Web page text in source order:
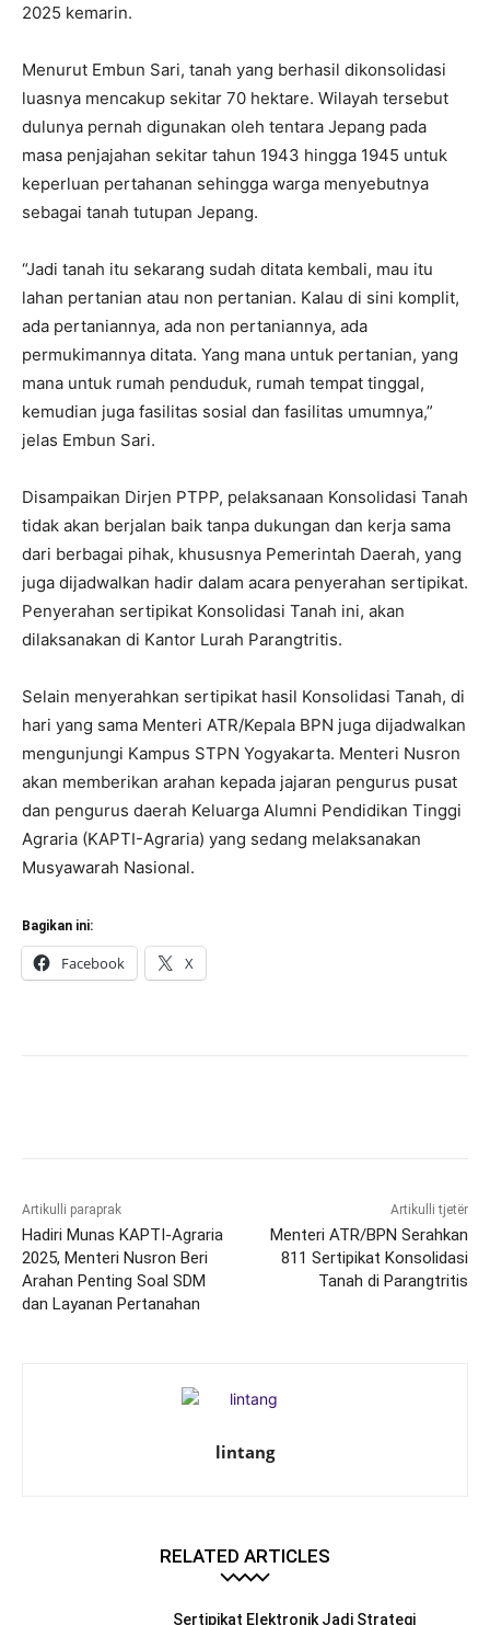
2025 kemarin.
Menurut Embun Sari, tanah yang berhasil dikonsolidasi
luasnya mencakup sekitar 70 hektare. Wilayah tersebut
dulunya pernah digunakan oleh tentara Jepang pada
masa penjajahan sekitar tahun 1943 hingga 1945 untuk
keperluan pertahanan sehingga warga menyebutnya
sebagai tanah tutupan Jepang.
“Jadi tanah itu sekarang sudah ditata kembali, mau itu
lahan pertanian atau non pertanian. Kalau di sini komplit,
ada pertaniannya, ada non pertaniannya, ada
permukimannya ditata. Yang mana untuk pertanian, yang
mana untuk rumah penduduk, rumah tempat tinggal,
kemudian juga fasilitas sosial dan fasilitas umumnya,”
jelas Embun Sari.
Disampaikan Dirjen PTPP, pelaksanaan Konsolidasi Tanah
tidak akan berjalan baik tanpa dukungan dan kerja sama
dari berbagai pihak, khususnya Pemerintah Daerah, yang
juga dijadwalkan hadir dalam acara penyerahan sertipikat.
Penyerahan sertipikat Konsolidasi Tanah ini, akan
dilaksanakan di Kantor Lurah Parangtritis.
Selain menyerahkan sertipikat hasil Konsolidasi Tanah, di
hari yang sama Menteri ATR/Kepala BPN juga dijadwalkan
mengunjungi Kampus STPN Yogyakarta. Menteri Nusron
akan memberikan arahan kepada jajaran pengurus pusat
dan pengurus daerah Keluarga Alumni Pendidikan Tinggi
Agraria (KAPTI-Agraria) yang sedang melaksanakan
Musyawarah Nasional.
Bagikan ini:
Facebook X
Artikulli paraprak
Hadiri Munas KAPTI-Agraria
2025, Menteri Nusron Beri
Arahan Penting Soal SDM
dan Layanan Pertanahan
Artikulli tjetër
Menteri ATR/BPN Serahkan
811 Sertipikat Konsolidasi
Tanah di Parangtritis
lintang
RELATED ARTICLES
Sertipikat Elektronik Jadi Strategi